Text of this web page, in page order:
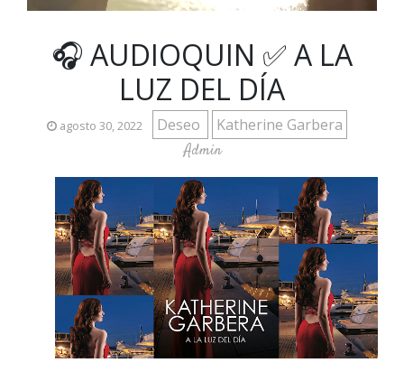
🎧 AUDIOQUIN ✅ A LA
LUZ DEL DÍA
agosto 30, 2022 Deseo Katherine Garbera
Admin